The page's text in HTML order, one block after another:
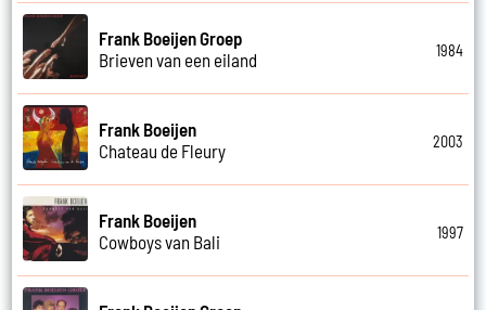
Frank Boeijen Groep
Brieven van een eiland
1984
Frank Boeijen
Chateau de Fleury
2003
Frank Boeijen
Cowboys van Bali
1997